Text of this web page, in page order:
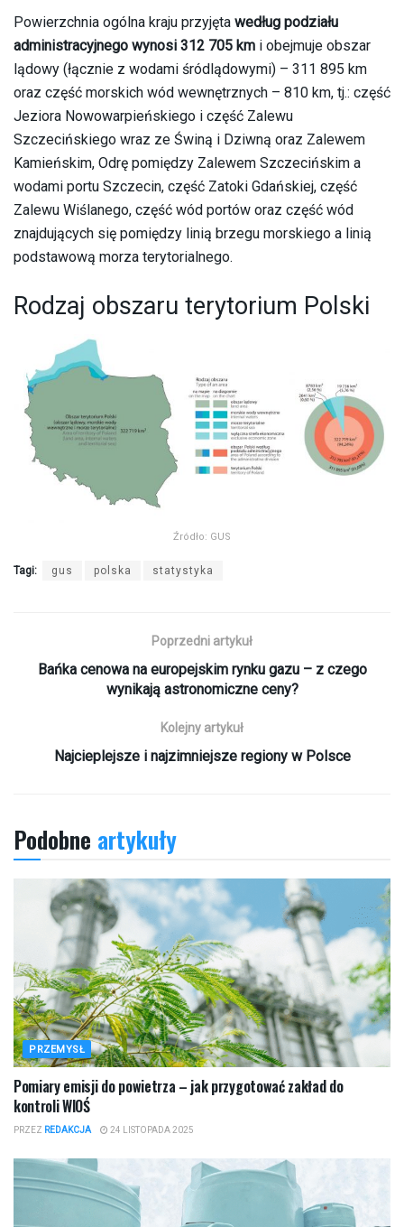
Powierzchnia ogólna kraju przyjęta według podziału
administracyjnego wynosi 312 705 km i obejmuje obszar
lądowy (łącznie z wodami śródlądowymi) – 311 895 km
oraz część morskich wód wewnętrznych – 810 km, tj.: część
Jeziora Nowowarpieńskiego i część Zalewu
Szczecińskiego wraz ze Świną i Dziwną oraz Zalewem
Kamieńskim, Odrę pomiędzy Zalewem Szczecińskim a
wodami portu Szczecin, część Zatoki Gdańskiej, część
Zalewu Wiślanego, część wód portów oraz część wód
znajdujących się pomiędzy linią brzegu morskiego a linią
podstawową morza terytorialnego.
Rodzaj obszaru terytorium Polski
Źródło: GUS
Tagi: gus polska statystyka
Poprzedni artykuł
Bańka cenowa na europejskim rynku gazu – z czego
wynikają astronomiczne ceny?
Kolejny artykuł
Najcieplejsze i najzimniejsze regiony w Polsce
Podobne artykuły
PRZEMYSŁ
Pomiary emisji do powietrza – jak przygotować zakład do
kontroli WIOŚ
PRZEZ REDAKCJA 24 LISTOPADA 2025